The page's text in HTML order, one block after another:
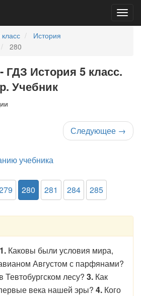
История
280
ГДЗ История 5 класс.
Учебник
Следующее →
учебника
280 281 284 285
Каковы были условия мира,
Августом с парфянами?
лесу? 3. Как
века нашей эры? 4. Кого